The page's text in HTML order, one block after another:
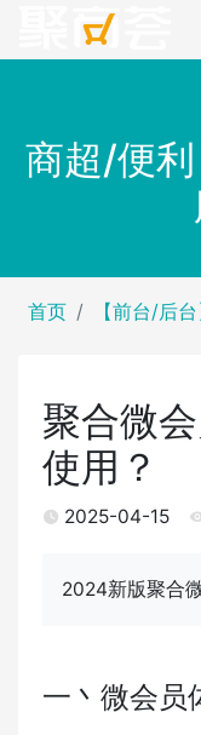
商超/便利
首页 【前台/后
聚合微
使用？
2025-04-15
2024新版聚合
一丶微会员